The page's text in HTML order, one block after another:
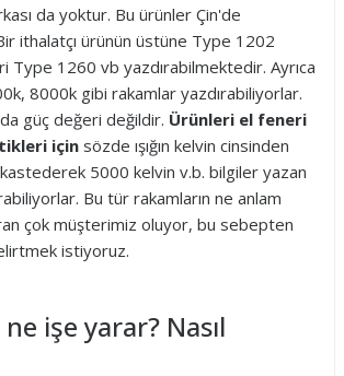
da yoktur. Bu ürünler Çin'de
ithalatçı ürünün üstüne Type 1202
Type 1260 vb yazdırabilmektedir. Ayrıca
8000k gibi rakamlar yazdırabiliyorlar.
güç değeri değildir. Ürünleri el feneri
için sözde ışığın kelvin cinsinden
kastederek 5000 kelvin v.b. bilgiler yazan
Bu tür rakamların ne anlam
çok müşterimiz oluyor, bu sebepten
istiyoruz.
ne işe yarar? Nasıl